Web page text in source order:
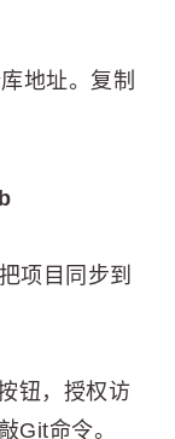
地址。复制
项目同步到
钮，授权访
Git命令。